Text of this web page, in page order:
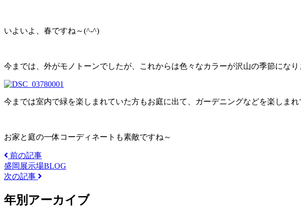
いよいよ、春ですね～(^-^)
今までは、外がモノトーンでしたが、これからは色々なカラーが沢山の季節になり
今までは室内で緑を楽しまれていた方もお庭に出て、ガーデニングなどを楽しまれ
お家と庭の一体コーディネートも素敵ですね～
前の記事
盛岡展示場BLOG
次の記事
年別アーカイブ